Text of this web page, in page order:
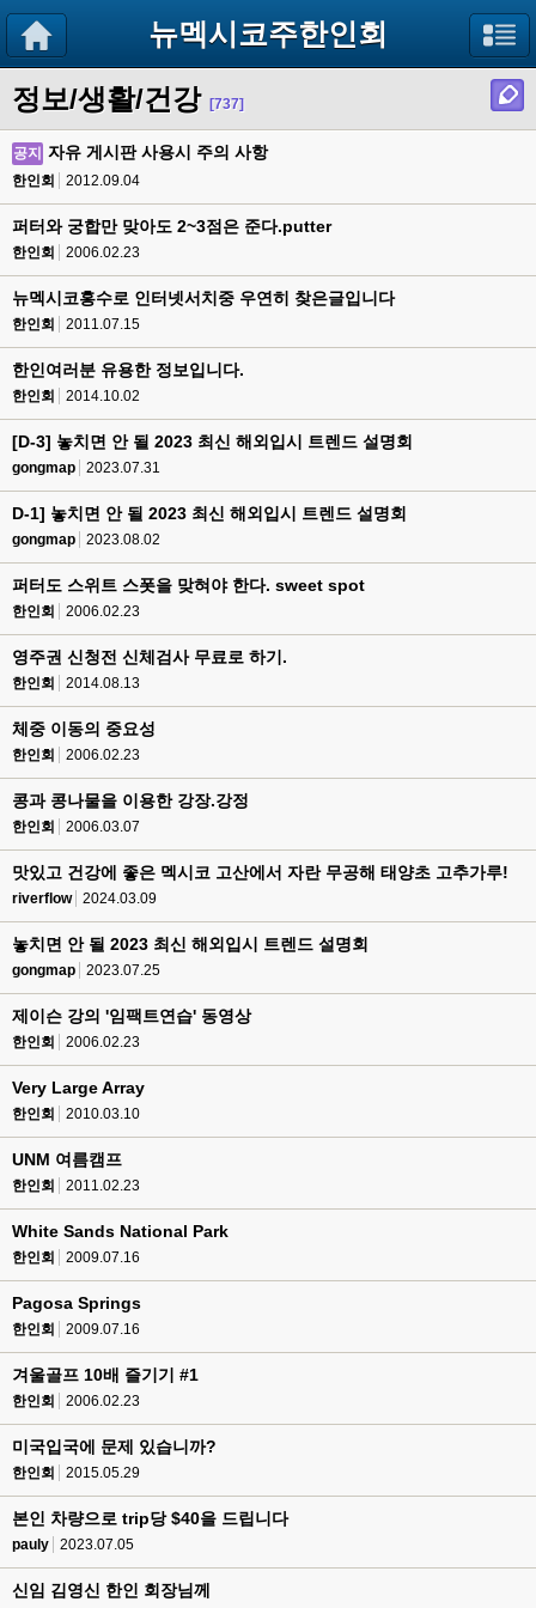
뉴멕시코주한인회
정보/생활/건강 [737]
공지 자유 게시판 사용시 주의 사항
한인회 2012.09.04
퍼터와 궁합만 맞아도 2~3점은 준다.putter
한인회 2006.02.23
뉴멕시코홍수로 인터넷서치중 우연히 찾은글입니다
한인회 2011.07.15
한인여러분 유용한 정보입니다.
한인회 2014.10.02
[D-3] 놓치면 안 될 2023 최신 해외입시 트렌드 설명회
gongmap 2023.07.31
D-1] 놓치면 안 될 2023 최신 해외입시 트렌드 설명회
gongmap 2023.08.02
퍼터도 스위트 스폿을 맞혀야 한다. sweet spot
한인회 2006.02.23
영주권 신청전 신체검사 무료로 하기.
한인회 2014.08.13
체중 이동의 중요성
한인회 2006.02.23
콩과 콩나물을 이용한 강장.강정
한인회 2006.03.07
맛있고 건강에 좋은 멕시코 고산에서 자란 무공해 태양초 고추가루!
riverflow 2024.03.09
놓치면 안 될 2023 최신 해외입시 트렌드 설명회
gongmap 2023.07.25
제이슨 강의 '임팩트연습' 동영상
한인회 2006.02.23
Very Large Array
한인회 2010.03.10
UNM 여름캠프
한인회 2011.02.23
White Sands National Park
한인회 2009.07.16
Pagosa Springs
한인회 2009.07.16
겨울골프 10배 즐기기 #1
한인회 2006.02.23
미국입국에 문제 있습니까?
한인회 2015.05.29
본인 차량으로 trip당 $40을 드립니다
pauly 2023.07.05
신임 김영신 한인 회장님께